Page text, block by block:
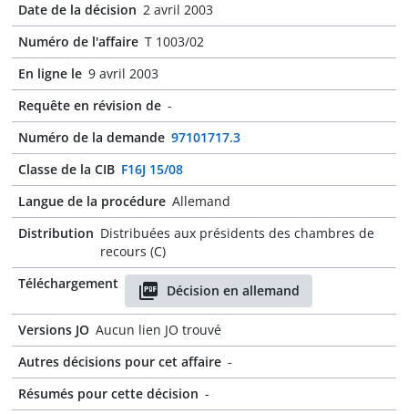
Date de la décision 2 avril 2003
Numéro de l'affaire T 1003/02
En ligne le 9 avril 2003
Requête en révision de -
Numéro de la demande 97101717.3
Classe de la CIB F16J 15/08
Langue de la procédure Allemand
Distribution Distribuées aux présidents des chambres de
recours (C)
Téléchargement
Décision en allemand
Versions JO Aucun lien JO trouvé
Autres décisions pour cet affaire -
Résumés pour cette décision -